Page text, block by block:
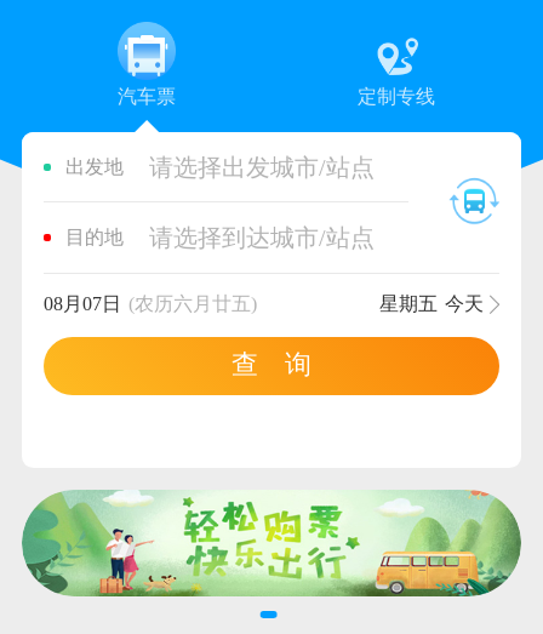
汽车票 定制专线
出发地 请选择出发城市/站点
目的地 请选择到达城市/站点
08月07日 (农历六月廿五) 星期五 今天
查 询